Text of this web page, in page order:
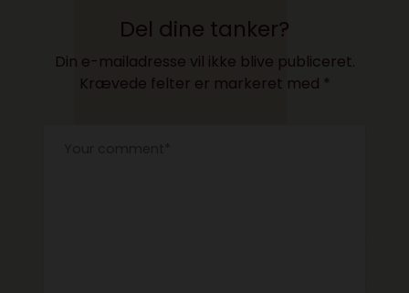
Del dine tanker?
Din e-mailadresse vil ikke blive publiceret.
Krævede felter er markeret med *